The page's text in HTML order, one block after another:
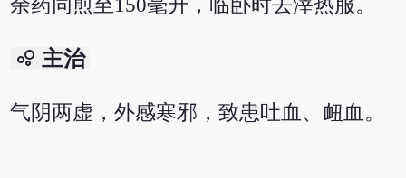
余药同煎至150毫升，临卧时去滓热服。
bubble_chart 主治
气阴两虚，外感寒邪，致患吐血、衄血。